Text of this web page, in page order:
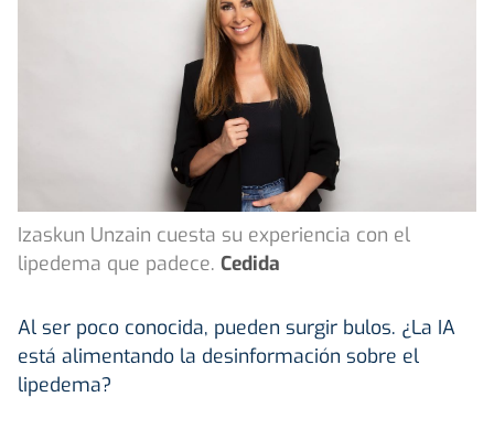
Izaskun Unzain cuesta su experiencia con el
lipedema que padece. Cedida
Al ser poco conocida, pueden surgir bulos. ¿La IA
está alimentando la desinformación sobre el
lipedema?